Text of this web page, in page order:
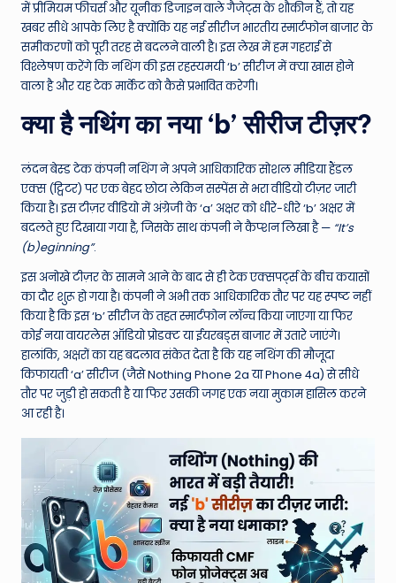
w
s
A
u
n
d
T
h
e
W
o
rl
d
में प्रीमियम फीचर्स और यूनीक डिजाइन वाले गैजेट्स के शौकीन हैं, तो यह
खबर सीधे आपके लिए है क्योंकि यह नई सीरीज भारतीय स्मार्टफोन बाजार के
समीकरणों को पूरी तरह से बदलने वाली है। इस लेख में हम गहराई से
विश्लेषण करेंगे कि नथिंग की इस रहस्यमयी ‘b’ सीरीज में क्या खास होने
वाला है और यह टेक मार्केट को कैसे प्रभावित करेगी।
क्या है नथिंग का नया ‘b’ सीरीज टीज़र?
लंदन बेस्ड टेक कंपनी नथिंग ने अपने आधिकारिक सोशल मीडिया हैंडल
एक्स (ट्विटर) पर एक बेहद छोटा लेकिन सस्पेंस से भरा वीडियो टीज़र जारी
किया है। इस टीज़र वीडियो में अंग्रेजी के ‘a’ अक्षर को धीरे-धीरे ‘b’ अक्षर में
बदलते हुए दिखाया गया है, जिसके साथ कंपनी ने कैप्शन लिखा है — “It’s
(b)eginning”.
इस अनोखे टीज़र के सामने आने के बाद से ही टेक एक्सपर्ट्स के बीच कयासों
का दौर शुरू हो गया है। कंपनी ने अभी तक आधिकारिक तौर पर यह स्पष्ट नहीं
किया है कि इस ‘b’ सीरीज के तहत स्मार्टफोन लॉन्च किया जाएगा या फिर
कोई नया वायरलेस ऑडियो प्रोडक्ट या ईयरबड्स बाजार में उतारे जाएंगे।
हालांकि, अक्षरों का यह बदलाव संकेत देता है कि यह नथिंग की मौजूदा
किफायती ‘a’ सीरीज (जैसे Nothing Phone 2a या Phone 4a) से सीधे
तौर पर जुड़ी हो सकती है या फिर उसकी जगह एक नया मुकाम हासिल करने
आ रही है।